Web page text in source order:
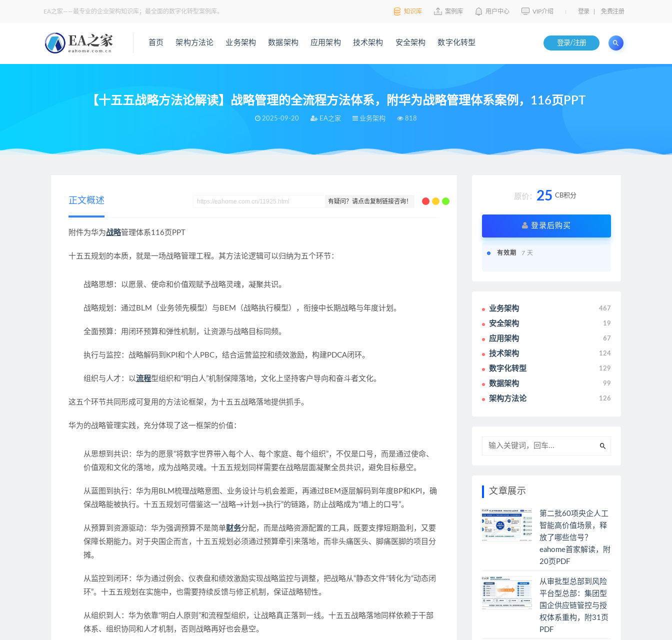
EA之家——最专业的企业架构知识库；最全面的数字化转型案例库。 知识库 案例库 用户中心 VIP介绍 登录 免费注册
首页 架构方法论 业务架构 数据架构 应用架构 技术架构 安全架构 数字化转型 登录/注册
【十五五战略方法论解读】战略管理的全流程方法体系，附华为战略管理体系案例，116页PPT
2025-09-20 EA之家 业务架构 818
有疑问？请点击复制链接咨询！
正文概述
附件为华为战略管理体系116页PPT
十五五规划的本质，就是一场战略管理工程。其方法论逻辑可以归纳为五个环节：
战略思想 ：以愿景、使命和价值观赋予战略灵魂，凝聚共识。
战略规划 ：通过BLM（业务领先模型）与BEM（战略执行模型），衔接中长期战略与年度计划。
全面预算：用闭环预算和弹性机制，让资源与战略目标同频。
执行与监控：战略解码到KPI和个人PBC，结合运营监控和绩效激励，构建PDCA闭环。
组织与人才 ：以流程型组织和“明白人”机制保障落地，文化上坚持客户导向和奋斗者文化。
这五个环节共同形成可复用的方法论框架，为十五五战略落地提供抓手。
华为的战略管理实践，充分体现了这一框架的价值：
从思想到共识 ：华为的愿景“将数字世界带入每个人、每个家庭、每个组织”，不仅是口号，而是通过使命、
价值观和文化的落地，成为战略灵魂。十五五规划同样需要在战略层面凝聚全员共识，避免目标悬空。
从蓝图到执行：华为用BLM梳理战略意图、业务设计与机会差距，再通过BEM逐层解码到年度BP和KPI，确
保战略能被执行。十五五规划可借鉴这一“战略→计划→执行”的链路，防止战略成为“墙上的口号”。
从预算到资源驱动：华为强调预算不是简单财务分配，而是战略资源配置的工具，既要支撑短期盈利，又要
保障长期能力。对于央国企而言，十五五规划必须通过预算牵引来落地，而非头痛医头、脚痛医脚的项目分
摊。
从监控到闭环 ：华为通过例会、仪表盘和绩效激励实现战略监控与调整，把战略从“静态文件”转化为“动态闭
环”。十五五规划在实施中，也需要持续反馈与修正机制，保证战略韧性。
从组织到人 ：华为依靠“明白人原则”和流程型组织，让战略真正落到一线。十五五战略落地同样依赖于干部
体系、组织协同和人才机制，否则战略再好也会悬空。
原价： 25 CB积分
登录后购买
有效期 7 天
业务架构 467
安全架构 19
应用架构 67
技术架构 124
数字化转型 129
数据架构 99
架构方法论 126
文章展示
第二批60项央企人工
智能高价值场景，释
放了哪些信号？
eahome首家解读，附
20页PDF
从审批型总部到风险
平台型总部：集团型
国企供应链管控与授
权体系重构，附31页
PDF